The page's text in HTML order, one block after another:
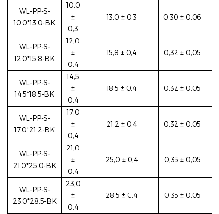
WL-PP-S-
10.0*13.0-BK
10,0
±
0,3
13,0 ± 0,3 0,30 ± 0,06
WL-PP-S-
12.0*15.8-BK
12,0
±
0,4
15,8 ± 0,4 0,32 ± 0,05
WL-PP-S-
14.5*18.5-BK
14,5
±
0,4
18,5 ± 0,4 0,32 ± 0,05
WL-PP-S-
17.0*21.2-BK
17,0
±
0,4
21,2 ± 0,4 0,32 ± 0,05
WL-PP-S-
21.0*25.0-BK
21,0
±
0,4
25,0 ± 0,4 0,35 ± 0,05
WL-PP-S-
23.0*28.5-BK
23,0
±
0,4
28,5 ± 0,4 0,35 ± 0,05